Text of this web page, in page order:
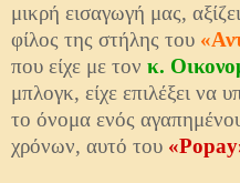
μικρή εισαγωγή μας,
φίλος της στήλης του
που είχε με τον κ.
μπλογκ, είχε επιλέξει να
το όνομα ενός
χρόνων, αυτό του